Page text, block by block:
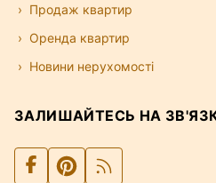
Продаж квартир
Оренда квартир
Новини нерухомості
ЗАЛИШАЙТЕСЬ НА